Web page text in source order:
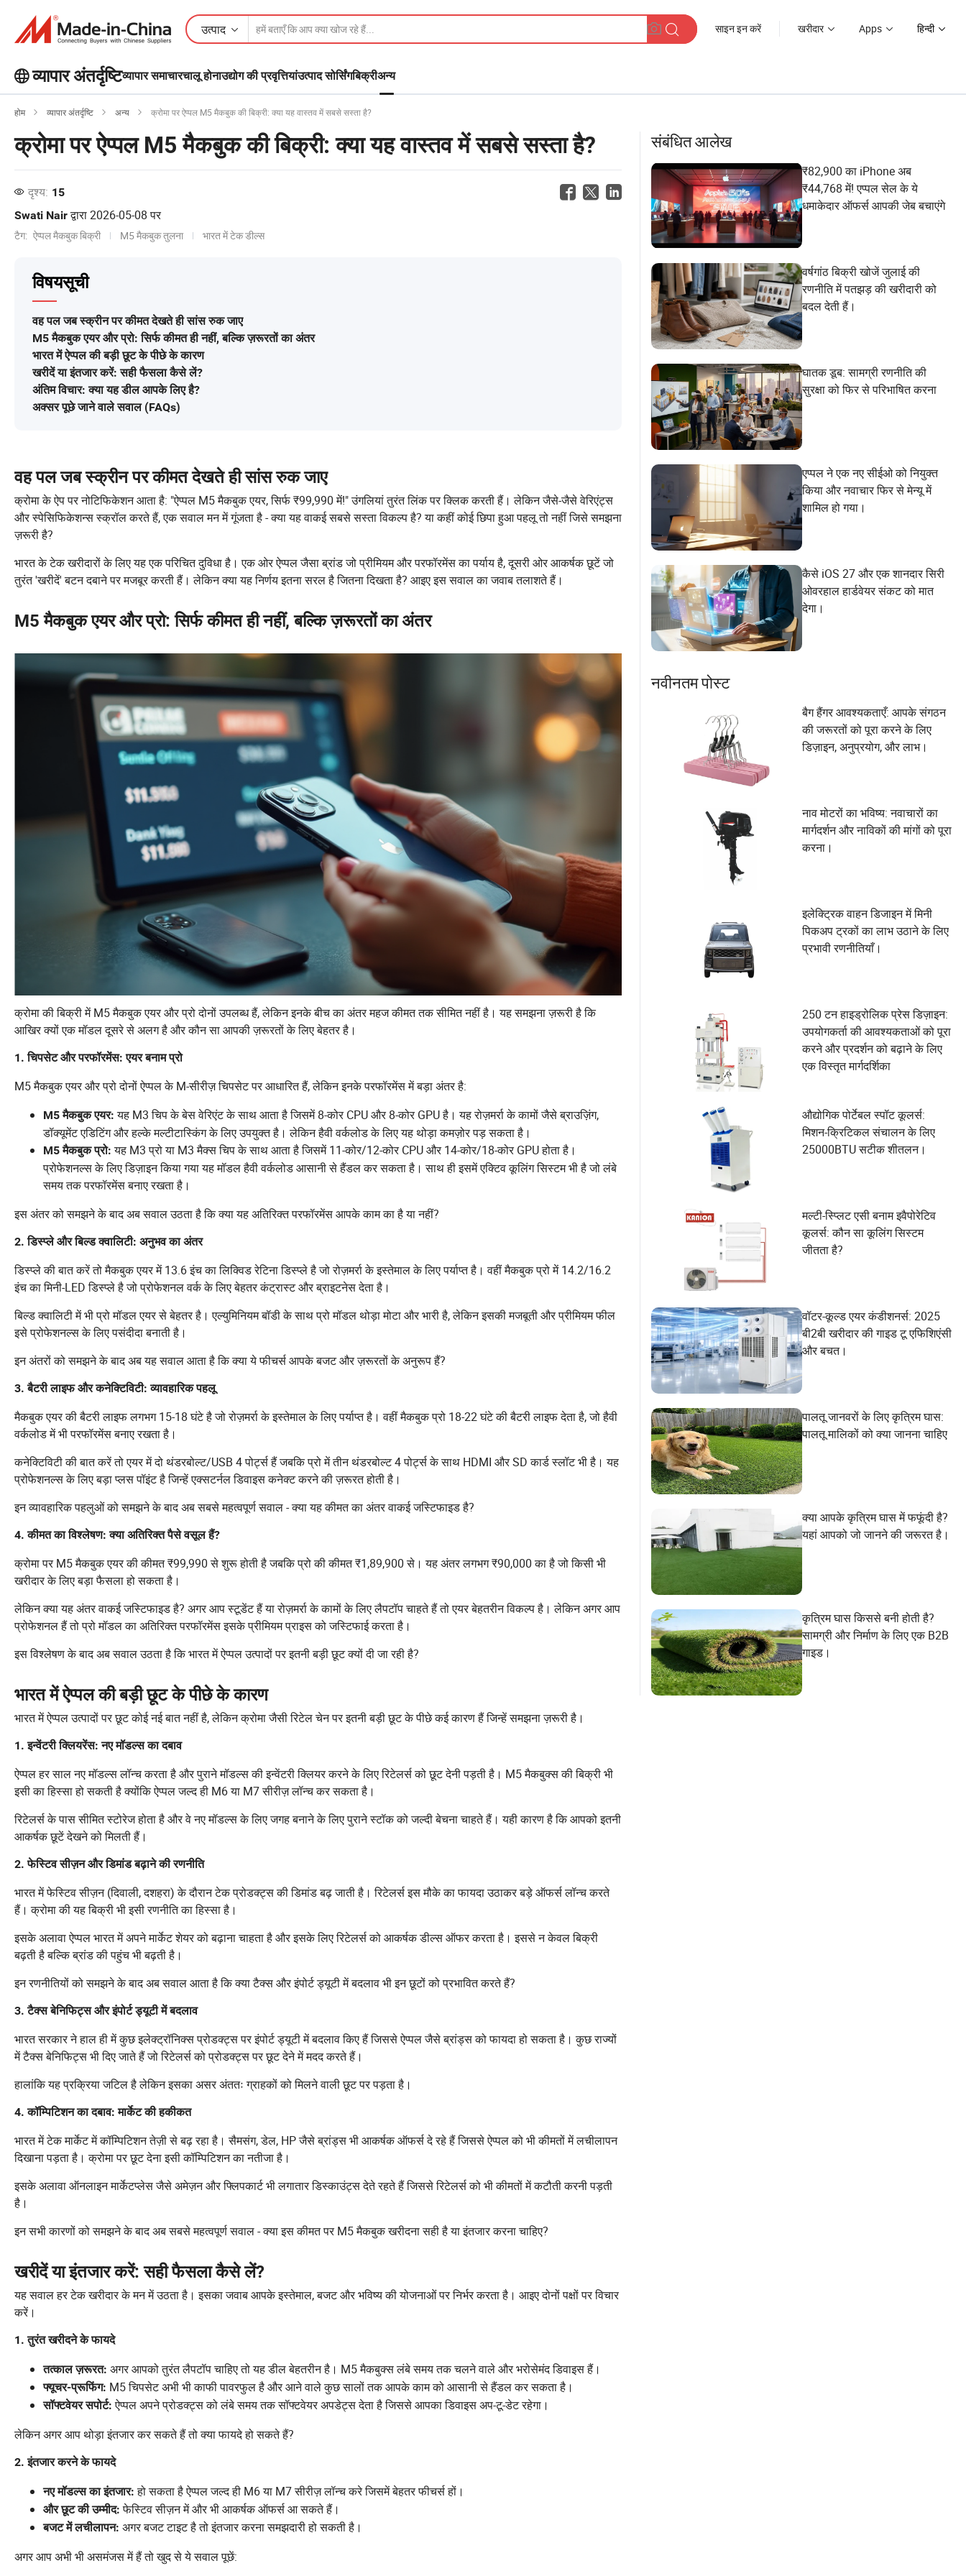
उत्पाद साइन इन करें खरीदार Apps हिन्दी
व्यापार अंतर्दृष्टिव्यापार समाचारचालू होनाउद्योग की प्रवृत्तियांउत्पाद सोर्सिंगबिक्रीअन्य
बिजनेस इनसाइट्स पर अधिक लोकप्रिय लेख
और देखें
होम व्यापार अंतर्दृष्टि अन्य क्रोमा पर ऐप्पल M5 मैकबुक की बिक्री: क्या यह वास्तव में सबसे सस्ता है?
क्रोमा पर ऐप्पल M5 मैकबुक की बिक्री: क्या यह वास्तव में सबसे सस्ता है?
दृश्य: 15
Swati Nairद्वारा2026-05-08पर
टैग: ऐप्पल मैकबुक बिक्री M5 मैकबुक तुलना भारत में टेक डील्स
विषयसूची
वह पल जब स्क्रीन पर कीमत देखते ही सांस रुक जाए
M5 मैकबुक एयर और प्रो: सिर्फ कीमत ही नहीं, बल्कि ज़रूरतों का अंतर
भारत में ऐप्पल की बड़ी छूट के पीछे के कारण
खरीदें या इंतजार करें: सही फैसला कैसे लें?
अंतिम विचार: क्या यह डील आपके लिए है?
अक्सर पूछे जाने वाले सवाल (FAQs)
वह पल जब स्क्रीन पर कीमत देखते ही सांस रुक जाए
क्रोमा के ऐप पर नोटिफिकेशन आता है: "ऐप्पल M5 मैकबुक एयर, सिर्फ ₹99,990 में!" उंगलियां तुरंत लिंक पर क्लिक करती हैं। लेकिन जैसे-जैसे वेरिएंट्स
और स्पेसिफिकेशन्स स्क्रॉल करते हैं, एक सवाल मन में गूंजता है - क्या यह वाकई सबसे सस्ता विकल्प है? या कहीं कोई छिपा हुआ पहलू तो नहीं जिसे समझना
ज़रूरी है?
भारत के टेक खरीदारों के लिए यह एक परिचित दुविधा है। एक ओर ऐप्पल जैसा ब्रांड जो प्रीमियम और परफॉरमेंस का पर्याय है, दूसरी ओर आकर्षक छूटें जो
तुरंत 'खरीदें' बटन दबाने पर मजबूर करती हैं। लेकिन क्या यह निर्णय इतना सरल है जितना दिखता है? आइए इस सवाल का जवाब तलाशते हैं।
M5 मैकबुक एयर और प्रो: सिर्फ कीमत ही नहीं, बल्कि ज़रूरतों का अंतर
क्रोमा की बिक्री में M5 मैकबुक एयर और प्रो दोनों उपलब्ध हैं, लेकिन इनके बीच का अंतर महज कीमत तक सीमित नहीं है। यह समझना ज़रूरी है कि
आखिर क्यों एक मॉडल दूसरे से अलग है और कौन सा आपकी ज़रूरतों के लिए बेहतर है।
1. चिपसेट और परफॉरमेंस: एयर बनाम प्रो
M5 मैकबुक एयर और प्रो दोनों ऐप्पल के M-सीरीज़ चिपसेट पर आधारित हैं, लेकिन इनके परफॉरमेंस में बड़ा अंतर है:
M5 मैकबुक एयर: यह M3 चिप के बेस वेरिएंट के साथ आता है जिसमें 8-कोर CPU और 8-कोर GPU है। यह रोज़मर्रा के कामों जैसे ब्राउज़िंग,
डॉक्यूमेंट एडिटिंग और हल्के मल्टीटास्किंग के लिए उपयुक्त है। लेकिन हैवी वर्कलोड के लिए यह थोड़ा कमज़ोर पड़ सकता है।
M5 मैकबुक प्रो: यह M3 प्रो या M3 मैक्स चिप के साथ आता है जिसमें 11-कोर/12-कोर CPU और 14-कोर/18-कोर GPU होता है।
प्रोफेशनल्स के लिए डिज़ाइन किया गया यह मॉडल हैवी वर्कलोड आसानी से हैंडल कर सकता है। साथ ही इसमें एक्टिव कूलिंग सिस्टम भी है जो लंबे
समय तक परफॉरमेंस बनाए रखता है।
इस अंतर को समझने के बाद अब सवाल उठता है कि क्या यह अतिरिक्त परफॉरमेंस आपके काम का है या नहीं?
2. डिस्प्ले और बिल्ड क्वालिटी: अनुभव का अंतर
डिस्प्ले की बात करें तो मैकबुक एयर में 13.6 इंच का लिक्विड रेटिना डिस्प्ले है जो रोज़मर्रा के इस्तेमाल के लिए पर्याप्त है। वहीं मैकबुक प्रो में 14.2/16.2
इंच का मिनी-LED डिस्प्ले है जो प्रोफेशनल वर्क के लिए बेहतर कंट्रास्ट और ब्राइटनेस देता है।
बिल्ड क्वालिटी में भी प्रो मॉडल एयर से बेहतर है। एल्युमिनियम बॉडी के साथ प्रो मॉडल थोड़ा मोटा और भारी है, लेकिन इसकी मजबूती और प्रीमियम फील
इसे प्रोफेशनल्स के लिए पसंदीदा बनाती है।
इन अंतरों को समझने के बाद अब यह सवाल आता है कि क्या ये फीचर्स आपके बजट और ज़रूरतों के अनुरूप हैं?
3. बैटरी लाइफ और कनेक्टिविटी: व्यावहारिक पहलू
मैकबुक एयर की बैटरी लाइफ लगभग 15-18 घंटे है जो रोज़मर्रा के इस्तेमाल के लिए पर्याप्त है। वहीं मैकबुक प्रो 18-22 घंटे की बैटरी लाइफ देता है, जो हैवी
वर्कलोड में भी परफॉरमेंस बनाए रखता है।
कनेक्टिविटी की बात करें तो एयर में दो थंडरबोल्ट/USB 4 पोर्ट्स हैं जबकि प्रो में तीन थंडरबोल्ट 4 पोर्ट्स के साथ HDMI और SD कार्ड स्लॉट भी है। यह
प्रोफेशनल्स के लिए बड़ा प्लस पॉइंट है जिन्हें एक्सटर्नल डिवाइस कनेक्ट करने की ज़रूरत होती है।
इन व्यावहारिक पहलुओं को समझने के बाद अब सबसे महत्वपूर्ण सवाल - क्या यह कीमत का अंतर वाकई जस्टिफाइड है?
4. कीमत का विश्लेषण: क्या अतिरिक्त पैसे वसूल हैं?
क्रोमा पर M5 मैकबुक एयर की कीमत ₹99,990 से शुरू होती है जबकि प्रो की कीमत ₹1,89,900 से। यह अंतर लगभग ₹90,000 का है जो किसी भी
खरीदार के लिए बड़ा फैसला हो सकता है।
लेकिन क्या यह अंतर वाकई जस्टिफाइड है? अगर आप स्टूडेंट हैं या रोज़मर्रा के कामों के लिए लैपटॉप चाहते हैं तो एयर बेहतरीन विकल्प है। लेकिन अगर आप
प्रोफेशनल हैं तो प्रो मॉडल का अतिरिक्त परफॉरमेंस इसके प्रीमियम प्राइस को जस्टिफाई करता है।
इस विश्लेषण के बाद अब सवाल उठता है कि भारत में ऐप्पल उत्पादों पर इतनी बड़ी छूट क्यों दी जा रही है?
भारत में ऐप्पल की बड़ी छूट के पीछे के कारण
भारत में ऐप्पल उत्पादों पर छूट कोई नई बात नहीं है, लेकिन क्रोमा जैसी रिटेल चेन पर इतनी बड़ी छूट के पीछे कई कारण हैं जिन्हें समझना ज़रूरी है।
1. इन्वेंटरी क्लियरेंस: नए मॉडल्स का दबाव
ऐप्पल हर साल नए मॉडल्स लॉन्च करता है और पुराने मॉडल्स की इन्वेंटरी क्लियर करने के लिए रिटेलर्स को छूट देनी पड़ती है। M5 मैकबुक्स की बिक्री भी
इसी का हिस्सा हो सकती है क्योंकि ऐप्पल जल्द ही M6 या M7 सीरीज़ लॉन्च कर सकता है।
रिटेलर्स के पास सीमित स्टोरेज होता है और वे नए मॉडल्स के लिए जगह बनाने के लिए पुराने स्टॉक को जल्दी बेचना चाहते हैं। यही कारण है कि आपको इतनी
आकर्षक छूटें देखने को मिलती हैं।
2. फेस्टिव सीज़न और डिमांड बढ़ाने की रणनीति
भारत में फेस्टिव सीज़न (दिवाली, दशहरा) के दौरान टेक प्रोडक्ट्स की डिमांड बढ़ जाती है। रिटेलर्स इस मौके का फायदा उठाकर बड़े ऑफर्स लॉन्च करते
हैं। क्रोमा की यह बिक्री भी इसी रणनीति का हिस्सा है।
इसके अलावा ऐप्पल भारत में अपने मार्केट शेयर को बढ़ाना चाहता है और इसके लिए रिटेलर्स को आकर्षक डील्स ऑफर करता है। इससे न केवल बिक्री
बढ़ती है बल्कि ब्रांड की पहुंच भी बढ़ती है।
इन रणनीतियों को समझने के बाद अब सवाल आता है कि क्या टैक्स और इंपोर्ट ड्यूटी में बदलाव भी इन छूटों को प्रभावित करते हैं?
3. टैक्स बेनिफिट्स और इंपोर्ट ड्यूटी में बदलाव
भारत सरकार ने हाल ही में कुछ इलेक्ट्रॉनिक्स प्रोडक्ट्स पर इंपोर्ट ड्यूटी में बदलाव किए हैं जिससे ऐप्पल जैसे ब्रांड्स को फायदा हो सकता है। कुछ राज्यों
में टैक्स बेनिफिट्स भी दिए जाते हैं जो रिटेलर्स को प्रोडक्ट्स पर छूट देने में मदद करते हैं।
हालांकि यह प्रक्रिया जटिल है लेकिन इसका असर अंततः ग्राहकों को मिलने वाली छूट पर पड़ता है।
4. कॉम्पिटिशन का दबाव: मार्केट की हकीकत
भारत में टेक मार्केट में कॉम्पिटिशन तेज़ी से बढ़ रहा है। सैमसंग, डेल, HP जैसे ब्रांड्स भी आकर्षक ऑफर्स दे रहे हैं जिससे ऐप्पल को भी कीमतों में लचीलापन
दिखाना पड़ता है। क्रोमा पर छूट देना इसी कॉम्पिटिशन का नतीजा है।
इसके अलावा ऑनलाइन मार्केटप्लेस जैसे अमेज़न और फ्लिपकार्ट भी लगातार डिस्काउंट्स देते रहते हैं जिससे रिटेलर्स को भी कीमतों में कटौती करनी पड़ती
है।
इन सभी कारणों को समझने के बाद अब सबसे महत्वपूर्ण सवाल - क्या इस कीमत पर M5 मैकबुक खरीदना सही है या इंतजार करना चाहिए?
खरीदें या इंतजार करें: सही फैसला कैसे लें?
यह सवाल हर टेक खरीदार के मन में उठता है। इसका जवाब आपके इस्तेमाल, बजट और भविष्य की योजनाओं पर निर्भर करता है। आइए दोनों पक्षों पर विचार
करें।
1. तुरंत खरीदने के फायदे
तत्काल ज़रूरत: अगर आपको तुरंत लैपटॉप चाहिए तो यह डील बेहतरीन है। M5 मैकबुक्स लंबे समय तक चलने वाले और भरोसेमंद डिवाइस हैं।
फ्यूचर-प्रूफिंग: M5 चिपसेट अभी भी काफी पावरफुल है और आने वाले कुछ सालों तक आपके काम को आसानी से हैंडल कर सकता है।
सॉफ्टवेयर सपोर्ट: ऐप्पल अपने प्रोडक्ट्स को लंबे समय तक सॉफ्टवेयर अपडेट्स देता है जिससे आपका डिवाइस अप-टू-डेट रहेगा।
लेकिन अगर आप थोड़ा इंतजार कर सकते हैं तो क्या फायदे हो सकते हैं?
2. इंतजार करने के फायदे
नए मॉडल्स का इंतजार: हो सकता है ऐप्पल जल्द ही M6 या M7 सीरीज़ लॉन्च करे जिसमें बेहतर फीचर्स हों।
और छूट की उम्मीद: फेस्टिव सीज़न में और भी आकर्षक ऑफर्स आ सकते हैं।
बजट में लचीलापन: अगर बजट टाइट है तो इंतजार करना समझदारी हो सकती है।
अगर आप अभी भी असमंजस में हैं तो खुद से ये सवाल पूछें:
संबंधित आलेख
₹82,900 का iPhone अब
₹44,768 में! एप्पल सेल के ये
धमाकेदार ऑफर्स आपकी जेब बचाएंगे
वर्षगांठ बिक्री खोजें जुलाई की
रणनीति में पतझड़ की खरीदारी को
बदल देती हैं।
घातक डूब: सामग्री रणनीति की
सुरक्षा को फिर से परिभाषित करना
एप्पल ने एक नए सीईओ को नियुक्त
किया और नवाचार फिर से मेन्यू में
शामिल हो गया।
कैसे iOS 27 और एक शानदार सिरी
ओवरहाल हार्डवेयर संकट को मात
देगा।
नवीनतम पोस्ट
बैग हैंगर आवश्यकताएँ: आपके संगठन
की जरूरतों को पूरा करने के लिए
डिज़ाइन, अनुप्रयोग, और लाभ।
नाव मोटरों का भविष्य: नवाचारों का
मार्गदर्शन और नाविकों की मांगों को पूरा
करना।
इलेक्ट्रिक वाहन डिजाइन में मिनी
पिकअप ट्रकों का लाभ उठाने के लिए
प्रभावी रणनीतियाँ।
250 टन हाइड्रोलिक प्रेस डिज़ाइन:
उपयोगकर्ता की आवश्यकताओं को पूरा
करने और प्रदर्शन को बढ़ाने के लिए
एक विस्तृत मार्गदर्शिका
औद्योगिक पोर्टेबल स्पॉट कूलर्स:
मिशन-क्रिटिकल संचालन के लिए
25000BTU सटीक शीतलन।
मल्टी-स्प्लिट एसी बनाम इवैपोरेटिव
कूलर्स: कौन सा कूलिंग सिस्टम
जीतता है?
वॉटर-कूल्ड एयर कंडीशनर्स: 2025
बी2बी खरीदार की गाइड टू एफिशिएंसी
और बचत।
पालतू जानवरों के लिए कृत्रिम घास:
पालतू मालिकों को क्या जानना चाहिए
क्या आपके कृत्रिम घास में फफूंदी है?
यहां आपको जो जानने की जरूरत है।
कृत्रिम घास किससे बनी होती है?
सामग्री और निर्माण के लिए एक B2B
गाइड।